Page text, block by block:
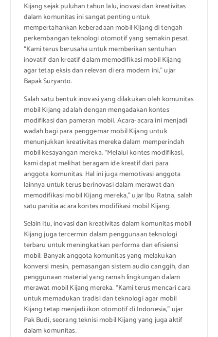
Kijang sejak puluhan tahun lalu, inovasi dan kreativitas
dalam komunitas ini sangat penting untuk
mempertahankan keberadaan mobil Kijang di tengah
perkembangan teknologi otomotif yang semakin pesat.
“Kami terus berusaha untuk memberikan sentuhan
inovatif dan kreatif dalam memodifikasi mobil Kijang
agar tetap eksis dan relevan di era modern ini,” ujar
Bapak Suryanto.
Salah satu bentuk inovasi yang dilakukan oleh komunitas
mobil Kijang adalah dengan mengadakan kontes
modifikasi dan pameran mobil. Acara-acara ini menjadi
wadah bagi para penggemar mobil Kijang untuk
menunjukkan kreativitas mereka dalam memperindah
mobil kesayangan mereka. “Melalui kontes modifikasi,
kami dapat melihat beragam ide kreatif dari para
anggota komunitas. Hal ini juga memotivasi anggota
lainnya untuk terus berinovasi dalam merawat dan
memodifikasi mobil Kijang mereka,” ujar Ibu Ratna, salah
satu panitia acara kontes modifikasi mobil Kijang.
Selain itu, inovasi dan kreativitas dalam komunitas mobil
Kijang juga tercermin dalam penggunaan teknologi
terbaru untuk meningkatkan performa dan efisiensi
mobil. Banyak anggota komunitas yang melakukan
konversi mesin, pemasangan sistem audio canggih, dan
penggunaan material yang ramah lingkungan dalam
merawat mobil Kijang mereka. “Kami terus mencari cara
untuk memadukan tradisi dan teknologi agar mobil
Kijang tetap menjadi ikon otomotif di Indonesia,” ujar
Pak Budi, seorang teknisi mobil Kijang yang juga aktif
dalam komunitas.